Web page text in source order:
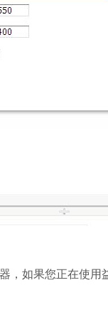
，如果您正在使